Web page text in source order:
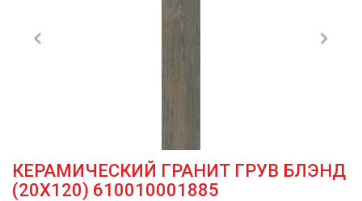
Previous
КЕРАМИЧЕСКИЙ ГРАНИТ ГРУВ БЛЭНД
(20Х120) 610010001885